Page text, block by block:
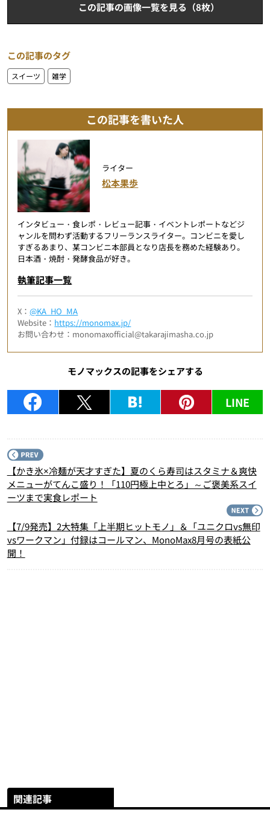
この記事の画像一覧を見る（8枚）
この記事のタグ
スイーツ 雑学
この記事を書いた人
ライター
松本果歩
インタビュー・食レポ・レビュー記事・イベントレポートなどジ
ャンルを問わず活動するフリーランスライター。コンビニを愛し
すぎるあまり、某コンビニ本部員となり店長を務めた経験あり。
日本酒・焼酎・発酵食品が好き。
執筆記事一覧
X：@KA_HO_MA
Website： https://monomax.jp/
お問い合わせ：monomaxofficial@takarajimasha.co.jp
モノマックスの記事をシェアする
LINE
【かき氷×冷麺が天才すぎた】夏のくら寿司はスタミナ＆爽快
メニューがてんこ盛り！「110円極上中とろ」～ご褒美系スイ
ーツまで実食レポート
【7/9発売】2大特集「上半期ヒットモノ」＆「ユニクロvs無印
vsワークマン」付録はコールマン、MonoMax8月号の表紙公
開！
関連記事